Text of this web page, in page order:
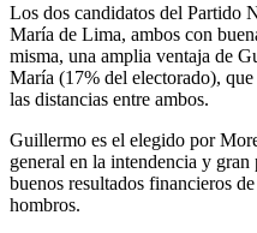
Los dos candidatos del Partido
María de Lima, ambos con
misma, una amplia ventaja de
María (17% del electorado),
las distancias entre ambos.
Guillermo es el elegido por
general en la intendencia y
buenos resultados financieros
hombros.